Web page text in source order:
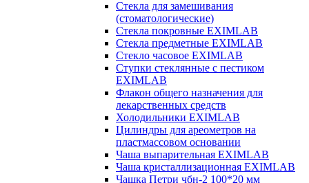
Стекла для замешивания
(стоматологические)
Стекла покровные EXIMLAB
Стекла предметные EXIMLAB
Стекло часовое EXIMLAB
Ступки стеклянные с пестиком
EXIMLAB
Флакон общего назначения для
лекарственных средств
Холодильники EXIMLAB
Цилиндры для ареометров на
пластмассовом основании
Чаша выпарительная EXIMLAB
Чаша кристаллизационная EXIMLAB
Чашка Петри чбн-2 100*20 мм